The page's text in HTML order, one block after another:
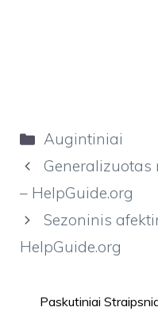
Kategorijos
Augintiniai
Generalizuotas
– HelpGuide.org
Sezoninis
HelpGuide.org
Paskutiniai